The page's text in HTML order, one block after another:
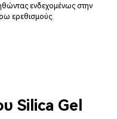
ενδεχομένως στην
ερεθισμούς.
Silica Gel